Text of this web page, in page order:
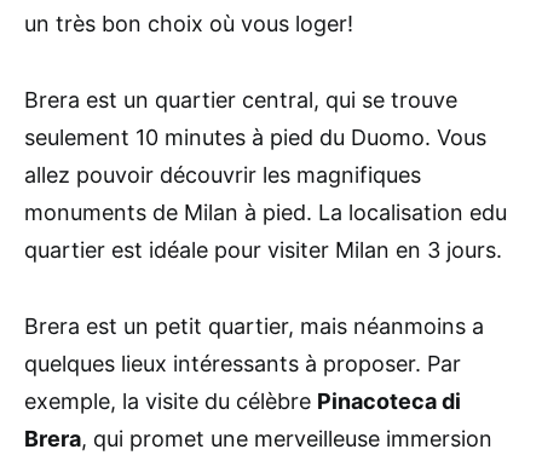
un très bon choix où vous loger!
Brera est un quartier central, qui se trouve
seulement 10 minutes à pied du Duomo. Vous
allez pouvoir découvrir les magnifiques
monuments de Milan à pied. La localisation edu
quartier est idéale pour visiter Milan en 3 jours.
Brera est un petit quartier, mais néanmoins a
quelques lieux intéressants à proposer. Par
exemple, la visite du célèbre Pinacoteca di
Brera, qui promet une merveilleuse immersion